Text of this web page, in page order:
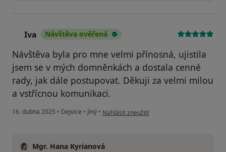
Iva Návštěva ověřená
Návštěva byla pro mne velmi přínosná, ujistila
jsem se v mých domněnkách a dostala cenné
rady, jak dále postupovat. Děkuji za velmi milou
a vstřícnou komunikaci.
16. dubna 2025 • Dejvice • Jiný • podle názoru uživatele Iva
Nahlásit zneužití
Mgr. Hana Kyrianová